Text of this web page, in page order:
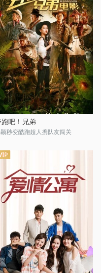
跑吧！兄弟
秒变酷跑超人携队友闯关